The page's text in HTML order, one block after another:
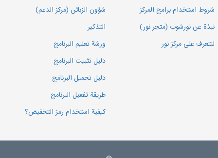
شروط استخدام برامج المركز
نبذة عن نورشوب (متجر نور)
لنتعرف على مركز نور
شؤون الزبائن (مركز الدعم)
التذكير
ورشة تعليم البرنامج
دليل تثبيت البرنامج
دليل تحميل البرنامج
طريقة تفعيل البرنامج
كيفية استخدام رمز التخفيض؟